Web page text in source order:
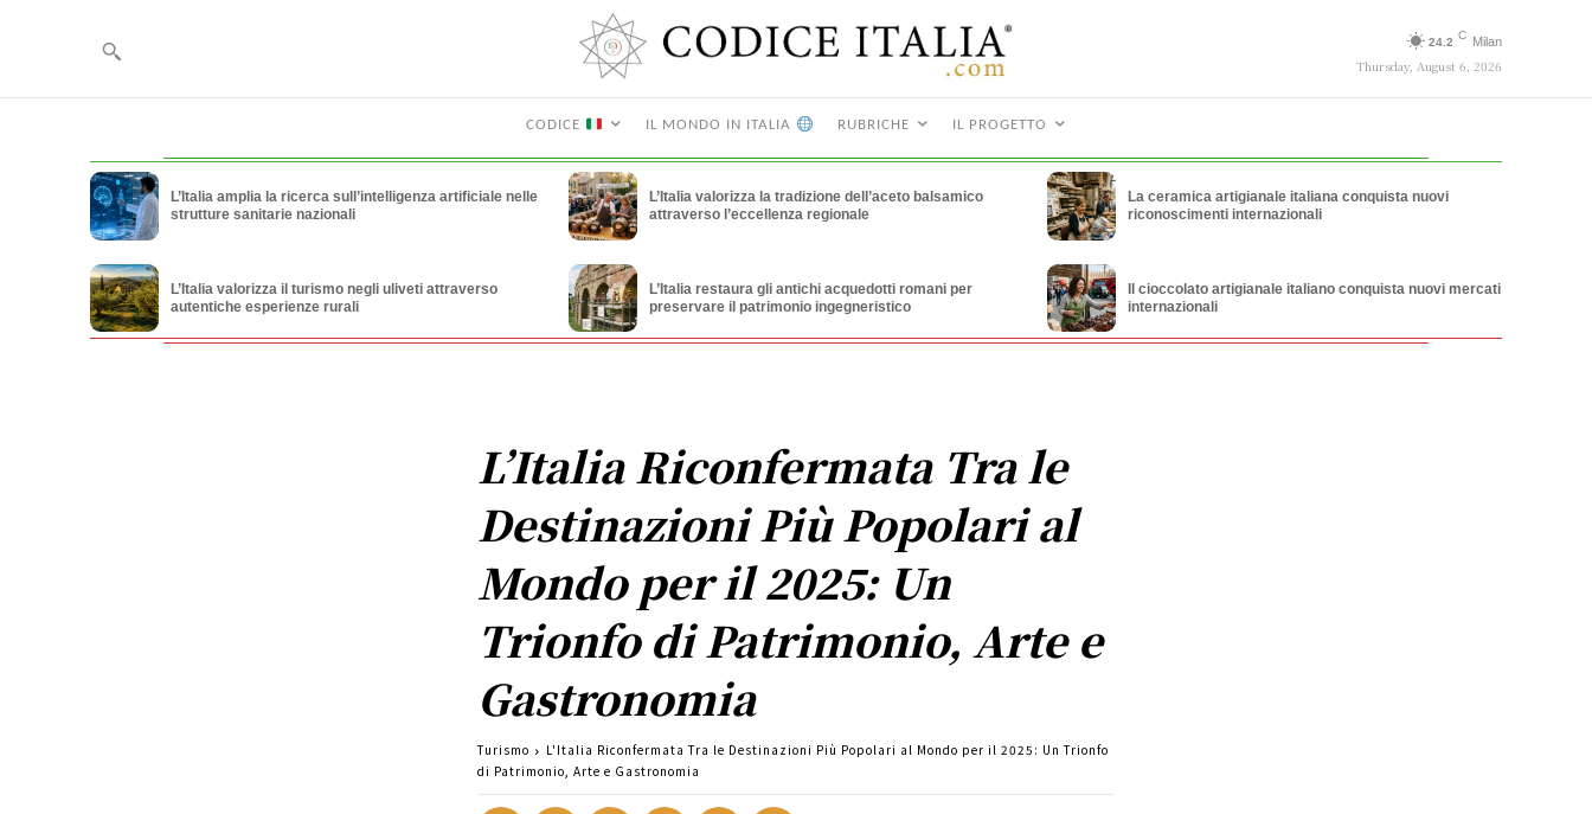
24.2
C Milan
Thursday, August 6, 2026
CODICE IL MONDO IN ITALIA RUBRICHE IL PROGETTO
L’Italia amplia la ricerca sull’intelligenza artificiale nelle
strutture sanitarie nazionali
L’Italia valorizza la tradizione dell’aceto balsamico
attraverso l’eccellenza regionale
La ceramica artigianale italiana conquista nuovi
riconoscimenti internazionali
L’Italia valorizza il turismo negli uliveti attraverso
autentiche esperienze rurali
L’Italia restaura gli antichi acquedotti romani per
preservare il patrimonio ingegneristico
Il cioccolato artigianale italiano conquista nuovi mercati
internazionali
L’Italia Riconfermata Tra le
Destinazioni Più Popolari al
Mondo per il 2025: Un
Trionfo di Patrimonio, Arte e
Gastronomia
Turismo
L'Italia Riconfermata Tra le Destinazioni Più Popolari al Mondo per il 2025: Un Trionfo
di Patrimonio, Arte e Gastronomia